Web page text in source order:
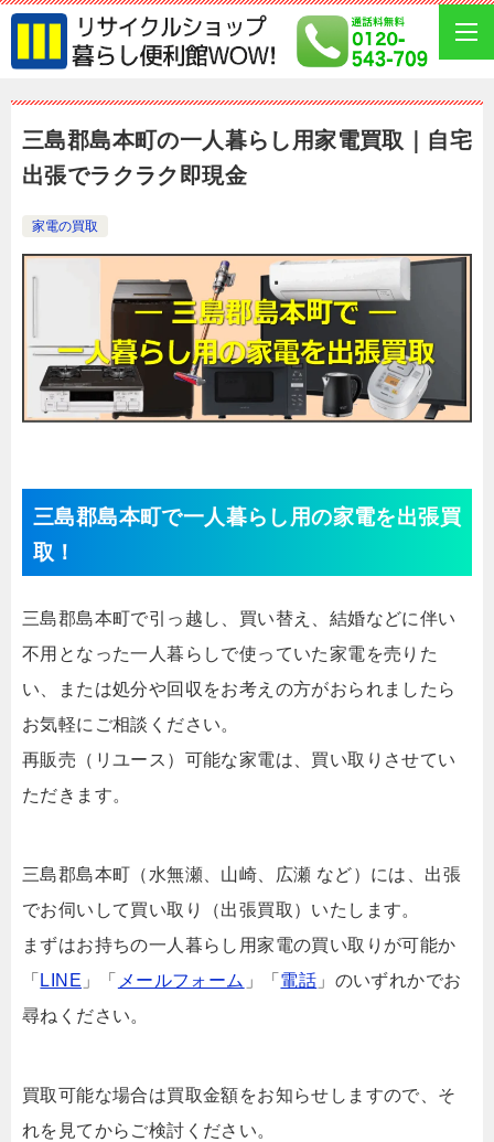
三島郡島本町の一人暮らし用家電買取｜自宅
出張でラクラク即現金
家電の買取
三島郡島本町で一人暮らし用の家電を出張買
取！
三島郡島本町で引っ越し、買い替え、結婚などに伴い
不用となった一人暮らしで使っていた家電を売りた
い、または処分や回収をお考えの方がおられましたら
お気軽にご相談ください。
再販売（リユース）可能な家電は、買い取りさせてい
ただきます。
三島郡島本町（水無瀬、山崎、広瀬 など）には、出張
でお伺いして買い取り（出張買取）いたします。
まずはお持ちの一人暮らし用家電の買い取りが可能か
「 LINE 」「 メールフォーム 」「 電話 」のいずれかでお
尋ねください。
買取可能な場合は買取金額をお知らせしますので、そ
れを見てからご検討ください。